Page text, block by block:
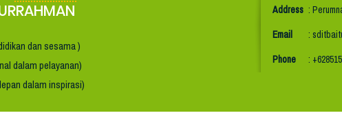
dan sesama )
dalam pelayanan)
dalam inspirasi)
Address :
Email
:
Phone
: